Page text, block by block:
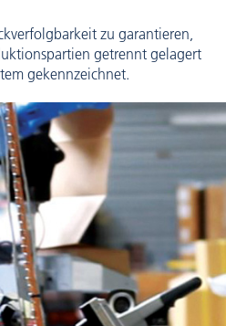
zu garantieren,
getrennt gelagert
gekennzeichnet.